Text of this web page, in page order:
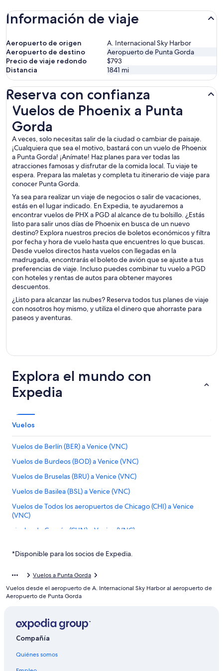
Información de viaje
Aeropuerto de origen
A. Internacional Sky Harbor
Aeropuerto de destino
Aeropuerto de Punta Gorda
Precio de viaje redondo
$793
Distancia
1841 mi
Reserva con confianza
Vuelos de Phoenix a Punta
Gorda
A veces, solo necesitas salir de la ciudad o cambiar de paisaje.
¡Cualquiera que sea el motivo, bastará con un vuelo de Phoenix
a Punta Gorda! ¡Anímate! Haz planes para ver todas las
atracciones famosas y disfrutar de la comida local. Tu viaje te
espera. Prepara las maletas y completa tu itinerario de viaje para
conocer Punta Gorda.
Ya sea para realizar un viaje de negocios o salir de vacaciones,
estás en el lugar indicado. En Expedia, te ayudaremos a
encontrar vuelos de PHX a PGD al alcance de tu bolsillo. ¿Estás
listo para salir unos días de Phoenix en busca de un nuevo
destino? Explora nuestros precios de boletos económicos y filtra
por fecha y hora de vuelo hasta que encuentres lo que buscas.
Desde vuelos directos hasta vuelos con llegadas en la
madrugada, encontrarás el boleto de avión que se ajuste a tus
preferencias de viaje. Incluso puedes combinar tu vuelo a PGD
con hoteles y rentas de autos para obtener mayores
descuentos.
¿Listo para alcanzar las nubes? Reserva todos tus planes de viaje
con nosotros hoy mismo, y utiliza el dinero que ahorraste para
paseos y aventuras.
Vuelos de Phoenix a Punta Gorda
Explora el mundo con
Expedia
Vuelos
Vuelos de Berlín (BER) a Venice (VNC)
Vuelos de Burdeos (BOD) a Venice (VNC)
Vuelos de Bruselas (BRU) a Venice (VNC)
Vuelos de Basilea (BSL) a Venice (VNC)
Vuelos de Todos los aeropuertos de Chicago (CHI) a Venice
(VNC)
Vuelos de Cancún (CUN) a Venice (VNC)
Vuelos de Kansas City (MCI) a Venice (VNC)
Vuelos de Orlando (MCO) a Venice (VNC)
Vuelos de Sarasota (SRQ) a Venice (VNC)
Vuelos de León (BJX) a Fort Myers (RSW)
Vuelos de Aguadilla (BQN) a Fort Myers (RSW)
*Disponible para los socios de Expedia.
Vuelos a Punta Gorda
Vuelos desde el aeropuerto de A. Internacional Sky Harbor al aeropuerto de
Aeropuerto de Punta Gorda
Compañía
Quiénes somos